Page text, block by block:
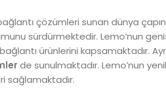
çözümleri sunan dünya
sürdürmektedir. Lemo’nun
ürünlerini kapsamaktadır.
de sunulmaktadır. Lemo’nun
sağlamaktadır.